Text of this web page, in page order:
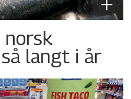
norsk
langt i år